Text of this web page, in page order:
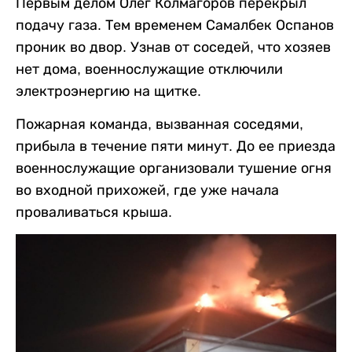
Первым делом Олег Колмагоров перекрыл
подачу газа. Тем временем Самалбек Оспанов
проник во двор. Узнав от соседей, что хозяев
нет дома, военнослужащие отключили
электроэнергию на щитке.
Пожарная команда, вызванная соседями,
прибыла в течение пяти минут. До ее приезда
военнослужащие организовали тушение огня
во входной прихожей, где уже начала
проваливаться крыша.